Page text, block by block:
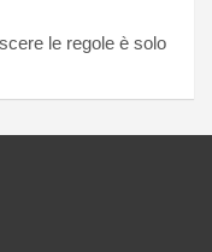
le regole è solo